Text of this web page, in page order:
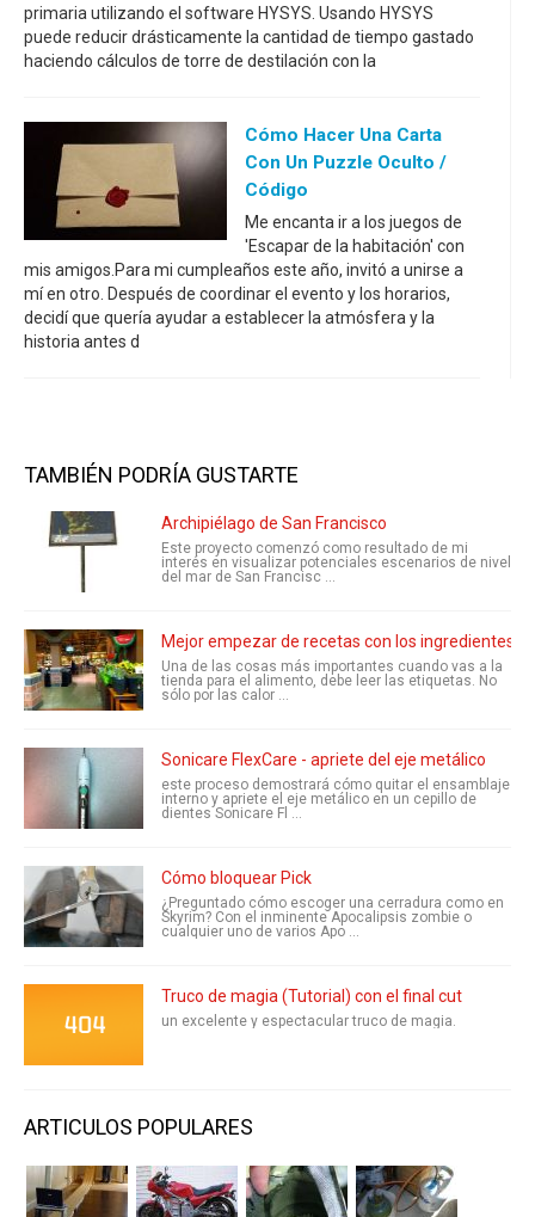
primaria utilizando el software HYSYS. Usando HYSYS
puede reducir drásticamente la cantidad de tiempo gastado
haciendo cálculos de torre de destilación con la
Cómo Hacer Una Carta
Con Un Puzzle Oculto /
Código
Me encanta ir a los juegos de
'Escapar de la habitación' con
mis amigos.Para mi cumpleaños este año, invitó a unirse a
mí en otro. Después de coordinar el evento y los horarios,
decidí que quería ayudar a establecer la atmósfera y la
historia antes d
TAMBIÉN PODRÍA GUSTARTE
Archipiélago de San Francisco
Este proyecto comenzó como resultado de mi
interés en visualizar potenciales escenarios de nivel
del mar de San Francisc ...
Mejor empezar de recetas con los ingredientes
Una de las cosas más importantes cuando vas a la
tienda para el alimento, debe leer las etiquetas. No
sólo por las calor ...
Sonicare FlexCare - apriete del eje metálico
este proceso demostrará cómo quitar el ensamblaje
interno y apriete el eje metálico en un cepillo de
dientes Sonicare Fl ...
Cómo bloquear Pick
¿Preguntado cómo escoger una cerradura como en
Skyrim? Con el inminente Apocalipsis zombie o
cualquier uno de varios Apo ...
Truco de magia (Tutorial) con el final cut
un excelente y espectacular truco de magia.
ARTICULOS POPULARES